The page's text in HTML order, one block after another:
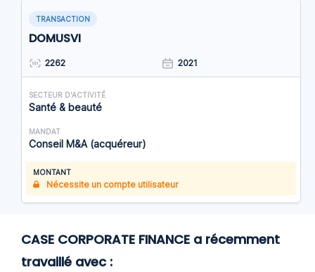
TRANSACTION
DOMUSVI
2262 2021
SECTEUR D'ACTIVITÉ
Santé & beauté
MANDAT
Conseil M&A (acquéreur)
MONTANT
Nécessite un compte utilisateur
CASE CORPORATE FINANCE a récemment
travaillé avec :